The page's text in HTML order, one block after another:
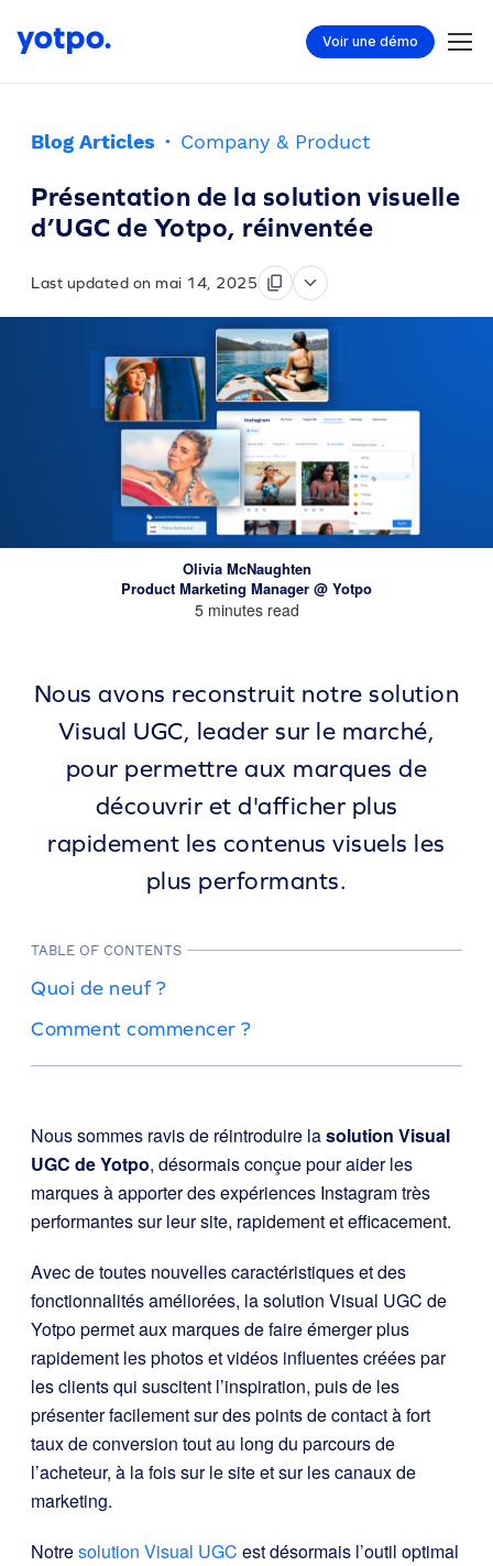
Voir une démo
Blog Articles · Company & Product
Présentation de la solution visuelle
d’UGC de Yotpo, réinventée
Last updated on mai 14, 2025
Olivia McNaughten
Product Marketing Manager @ Yotpo
5 minutes read
Nous avons reconstruit notre solution
Visual UGC, leader sur le marché,
pour permettre aux marques de
découvrir et d'afficher plus
rapidement les contenus visuels les
plus performants.
TABLE OF CONTENTS
Quoi de neuf ?
Comment commencer ?
Nous sommes ravis de réintroduire lasolution Visual
UGC de Yotpo, désormais conçue pour aider les
marques à apporter des expériences Instagram très
performantes sur leur site, rapidement et efficacement.
Avec de toutes nouvelles caractéristiques et des
fonctionnalités améliorées, la solution Visual UGC de
Yotpo permet aux marques de faire émerger plus
rapidement les photos et vidéos influentes créées par
les clients qui suscitent l’inspiration, puis de les
présenter facilement sur des points de contact à fort
taux de conversion tout au long du parcours de
l’acheteur, à la fois sur le site et sur les canaux de
marketing.
Notresolution Visual UGC est désormais l’outil optimal